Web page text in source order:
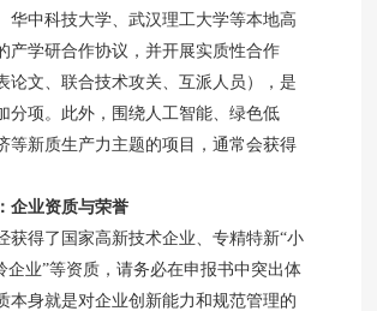
华中科技大学、武汉理工大学等本地高
产学研合作协议，并开展实质性合作
论文、联合技术攻关、互派人员），是
分项。此外，围绕人工智能、绿色低
等新质生产力主题的项目，通常会获得
企业资质与荣誉
获得了国家高新技术企业、专精特新“小
企业”等资质，请务必在申报书中突出体
本身就是对企业创新能力和规范管理的